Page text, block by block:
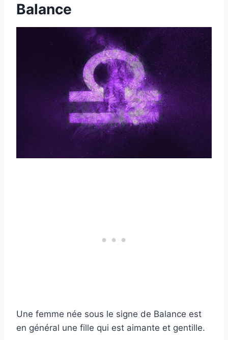
Balance
Une femme née sous le signe de Balance est
en général une fille qui est aimante et gentille.